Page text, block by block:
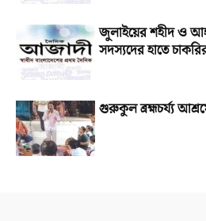
জুলাইয়ের শহীদ ও
সদস্যদের হাতে
গুরুকুল ব্রহ্মচর্য্য